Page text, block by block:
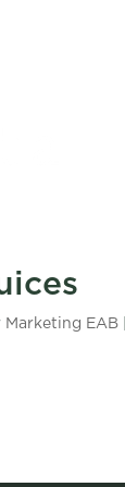
Marketing EAB